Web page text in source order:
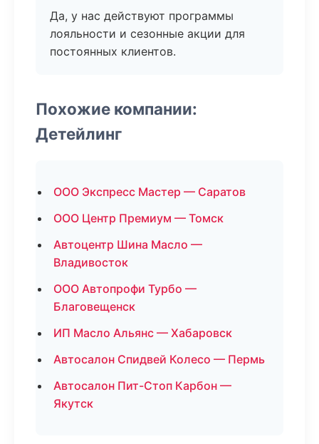
Да, у нас действуют программы
лояльности и сезонные акции для
постоянных клиентов.
Похожие компании:
Детейлинг
ООО Экспресс Мастер — Саратов
ООО Центр Премиум — Томск
Автоцентр Шина Масло —
Владивосток
ООО Автопрофи Турбо —
Благовещенск
ИП Масло Альянс — Хабаровск
Автосалон Спидвей Колесо — Пермь
Автосалон Пит-Стоп Карбон —
Якутск